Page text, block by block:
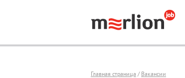
Главная страница / Вакансии